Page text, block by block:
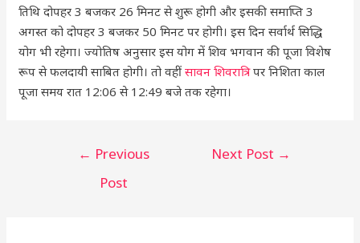
तिथि दोपहर 3 बजकर 26 मिनट से शुरू होगी और इसकी समाप्ति 3
अगस्त को दोपहर 3 बजकर 50 मिनट पर होगी। इस दिन सर्वार्थ सिद्धि
योग भी रहेगा। ज्योतिष अनुसार इस योग में शिव भगवान की पूजा विशेष
रूप से फलदायी साबित होगी। तो वहींसावन शिवरात्रिपर निशिता काल
पूजा समय रात 12:06 से 12:49 बजे तक रहेगा।
← Previous
Post
Next Post →